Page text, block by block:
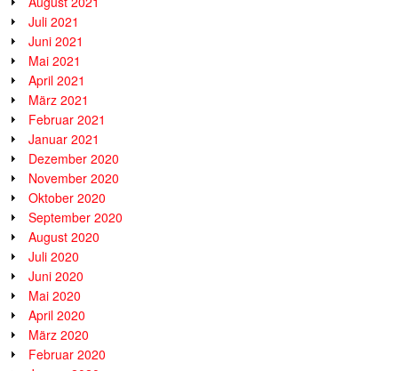
Juli 2021
Juni 2021
Mai 2021
April 2021
März 2021
Februar 2021
Januar 2021
Dezember 2020
November 2020
Oktober 2020
September 2020
August 2020
Juli 2020
Juni 2020
Mai 2020
April 2020
März 2020
Februar 2020